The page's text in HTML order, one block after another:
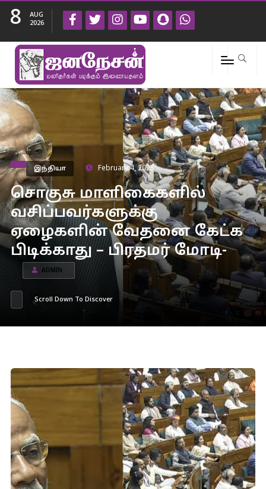
8
AUG
2026
இந்தியா February 4, 2025
சொகுசு மாளிகைகளில்
வசிப்பவர்களுக்கு
ஏழைகளின் வேதனை கேட்க
பிடிக்காது – பிரதமர் மோடி-
ADMIN
Scroll Down To Discover